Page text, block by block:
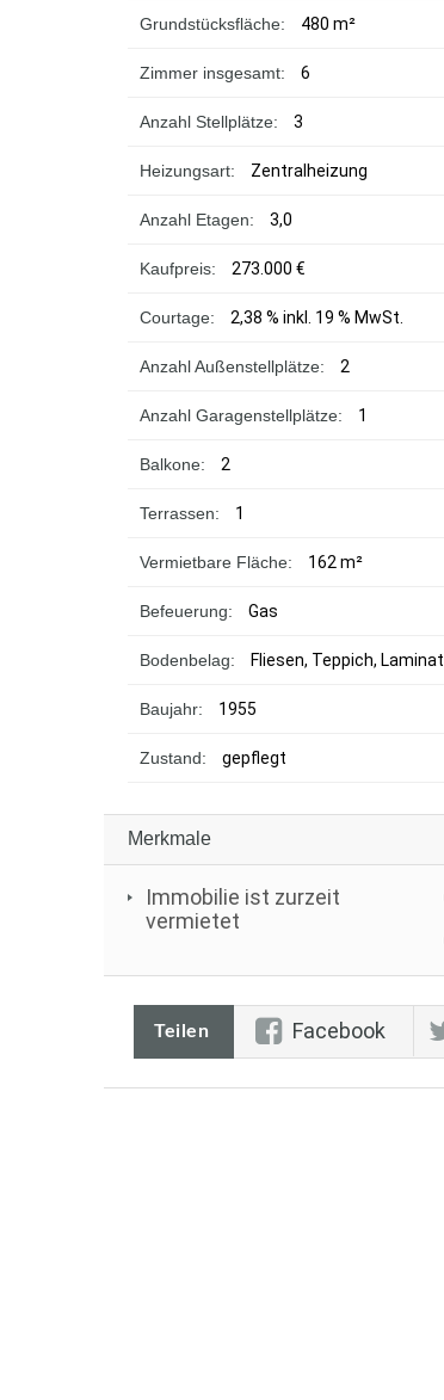
Grundstücksfläche: 480 m²
Zimmer insgesamt: 6
Anzahl Stellplätze: 3
Heizungsart: Zentralheizung
Anzahl Etagen: 3,0
Kaufpreis: 273.000 €
Courtage: 2,38 % inkl. 19 % MwSt.
Anzahl Außenstellplätze: 2
Anzahl Garagenstellplätze: 1
Balkone: 2
Terrassen: 1
Vermietbare Fläche: 162 m²
Befeuerung: Gas
Bodenbelag: Fliesen, Teppich, Laminat
Baujahr: 1955
Zustand: gepflegt
Merkmale
Immobilie ist zurzeit
vermietet
Teilen Facebook